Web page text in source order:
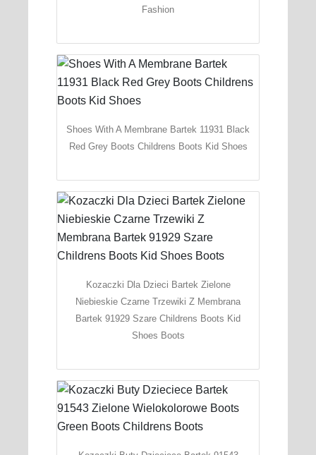
Fashion
Shoes With A Membrane Bartek 11931 Black
Red Grey Boots Childrens Boots Kid Shoes
Kozaczki Dla Dzieci Bartek Zielone
Niebieskie Czarne Trzewiki Z Membrana
Bartek 91929 Szare Childrens Boots Kid
Shoes Boots